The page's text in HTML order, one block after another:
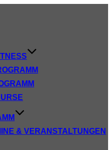
& VERANSTALTUNGEN